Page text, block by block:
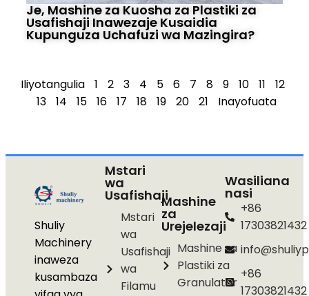
Je, Mashine za Kuosha za Plastiki za
Usafishaji Inawezaje Kusaidia
Kupunguza Uchafuzi wa Mazingira?
Iliyotangulia 1 2 3 4 5 6 7 8 9 10 11
12
13
14 15 16 17 18 19 20 21 Inayofuata
Shuliy
Machinery
inaweza
kusambaza
Mstari
wa
Usafishaji
Mstari
wa
Usafishaji
wa
Filamu
Mashine
za
Urejelezaji
Mashine za
Plastiki za
Granulator
Wasiliana
nasi
+86
17303821432
+86
17303821432